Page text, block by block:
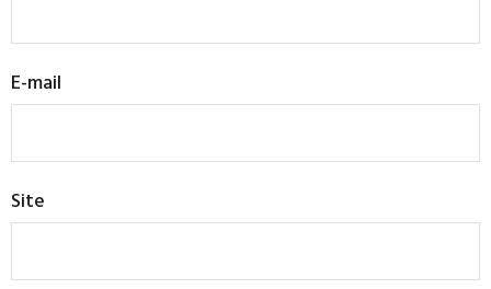
E-mail
Site